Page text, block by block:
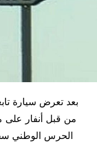
بعد تعرض سيارة
من قبل أنفار
الحرس الوطني